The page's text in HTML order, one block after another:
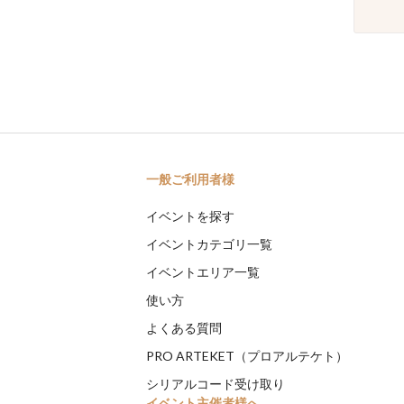
一般ご利用者様
イベントを探す
イベントカテゴリ一覧
イベントエリア一覧
使い方
よくある質問
PRO ARTEKET（プロアルテケト）
シリアルコード受け取り